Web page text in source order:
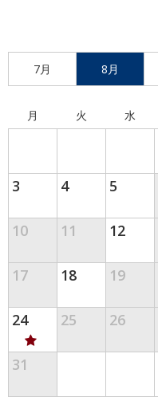
7月 8月
月 火 水
3 4 5
10 11 12
17 18 19
24 25 26
31